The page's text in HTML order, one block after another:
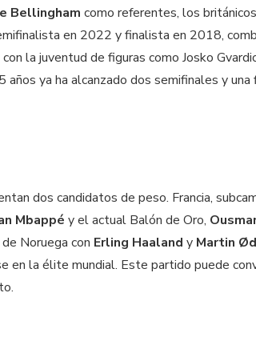
Bellingham como referentes, los
en 2022 y finalista en 2018,
con la juventud de figuras como Josko
años ya ha alcanzado dos semifinales y una
dos candidatos de peso. Francia,
Mbappé y el actual Balón de Oro,
Noruega con Erling Haaland y Martin
en la élite mundial. Este partido puede